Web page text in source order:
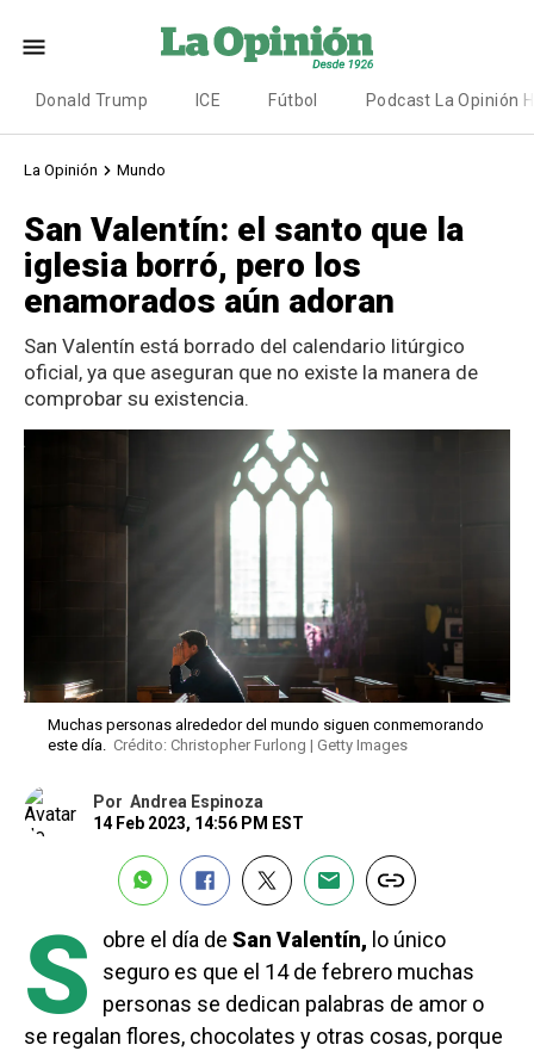
Donald Trump ICE Fútbol Podcast La Opinión
La Opinión Mundo
San Valentín: el santo que la
iglesia borró, pero los
enamorados aún adoran
San Valentín está borrado del calendario litúrgico
oficial, ya que aseguran que no existe la manera de
comprobar su existencia.
Muchas personas alrededor del mundo siguen conmemorando
este día. Crédito: Christopher Furlong | Getty Images
Por Andrea Espinoza
14 Feb 2023, 14:56 PM EST
S obre el día de San Valentín, lo único
seguro es que el 14 de febrero muchas
personas se dedican palabras de amor o
se regalan flores, chocolates y otras cosas, porque